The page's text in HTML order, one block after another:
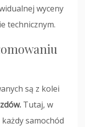
wyceny
technicznym.
są z kolei
Tutaj, w
samochód